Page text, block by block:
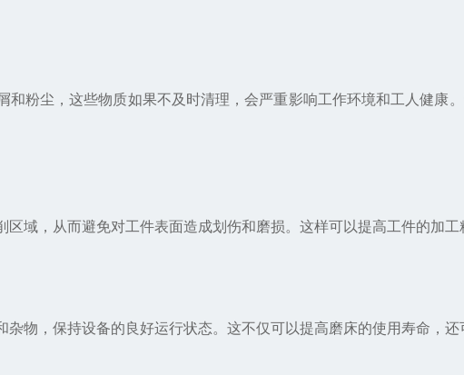
尘，这些物质如果不及时清理，会严重影响工作环境和工人健康
，从而避免对工件表面造成划伤和磨损。这样可以提高工件的加工
，保持设备的良好运行状态。这不仅可以提高磨床的使用寿命，还